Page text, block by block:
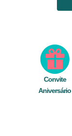
Convite
Aniversário